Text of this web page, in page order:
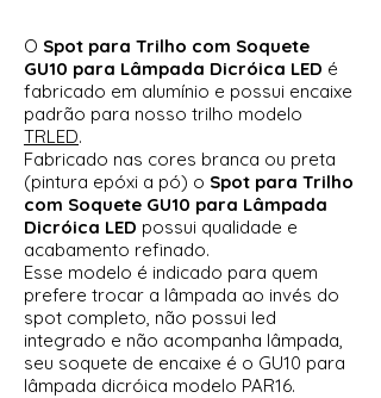
O Spot para Trilho com Soquete
GU10 para Lâmpada Dicróica LED é
fabricado em alumínio e possui encaixe
padrão para nosso trilho modelo
TRLED.
Fabricado nas cores branca ou preta
(pintura epóxi a pó) o Spot para Trilho
com Soquete GU10 para Lâmpada
Dicróica LED possui qualidade e
acabamento refinado.
Esse modelo é indicado para quem
prefere trocar a lâmpada ao invés do
spot completo, não possui led
integrado e não acompanha lâmpada,
seu soquete de encaixe é o GU10 para
lâmpada dicróica modelo PAR16.